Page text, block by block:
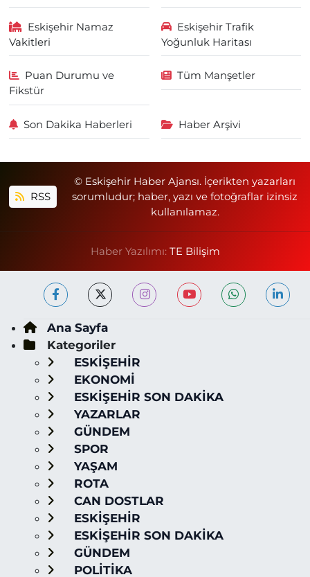
Eskişehir Namaz
Vakitleri
Eskişehir Trafik
Yoğunluk Haritası
Puan Durumu ve
Fikstür
Tüm Manşetler
Son Dakika Haberleri Haber Arşivi
RSS
© Eskişehir Haber Ajansı. İçerikten yazarları
sorumludur; haber, yazı ve fotoğraflar izinsiz
kullanılamaz.
Haber Yazılımı: TE Bilişim
Ana Sayfa
Kategoriler
ESKİŞEHİR
EKONOMİ
ESKİŞEHİR SON DAKİKA
YAZARLAR
GÜNDEM
SPOR
YAŞAM
ROTA
CAN DOSTLAR
ESKİŞEHİR
ESKİŞEHİR SON DAKİKA
GÜNDEM
POLİTİKA